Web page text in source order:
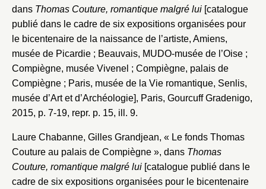
dans Thomas Couture, romantique malgré lui [catalogue
publié dans le cadre de six expositions organisées pour
le bicentenaire de la naissance de l’artiste, Amiens,
musée de Picardie ; Beauvais, MUDO-musée de l’Oise ;
Compiègne, musée Vivenel ; Compiègne, palais de
Compiègne ; Paris, musée de la Vie romantique, Senlis,
musée d’Art et d’Archéologie], Paris, Gourcuff Gradenigo,
2015, p. 7-19, repr. p. 15, ill. 9.
Laure Chabanne, Gilles Grandjean, « Le fonds Thomas
Couture au palais de Compiègne », dans Thomas
Couture, romantique malgré lui [catalogue publié dans le
cadre de six expositions organisées pour le bicentenaire